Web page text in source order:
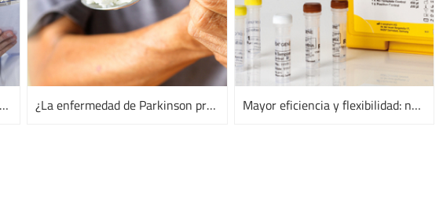
Un huésped peligroso en el hospital: Clostridium difficile – ¿qué dicen los estudios más recientes? ¿La enfermedad de Parkinson procedente de Helicobacter pylori? Mayor eficiencia y flexibilidad: nuevo formato de los kits de PCR en tiempo real RIDA®GENE